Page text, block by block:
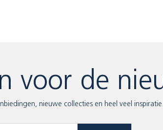
voor de
nieuwe collecties en heel veel inspiratie.